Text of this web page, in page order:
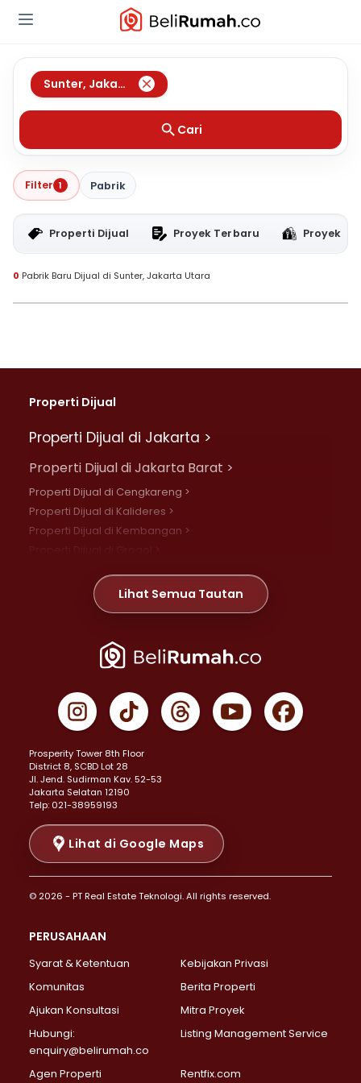
Sunter, Jakarta Utara
Cari
Filter 1 Pabrik
Properti Dijual Proyek Terbaru Proyek
0 Pabrik Baru Dijual di Sunter, Jakarta Utara
Properti Dijual
Properti Dijual di Jakarta >
Properti Dijual di Jakarta Barat >
Properti Dijual di Cengkareng >
Properti Dijual di Kalideres >
Properti Dijual di Kembangan >
Properti Dijual di Meruya >
Properti Dijual di Jelambar >
Properti Dijual di Jakarta Pusat >
Properti Dijual di Gambir >
Properti Dijual di Johar Baru >
Properti Dijual di Menteng >
Properti Dijual di Senen >
Properti Dijual di Tanah Abang >
Properti Dijual di Cikini >
Properti Dijual di Kramat >
Properti Dijual di Pasar Baru >
Properti Dijual di Bendungan Hilir >
Properti Dijual di Jakarta Selatan >
Properti Dijual di Lebak Bulus >
Properti Dijual di Gandaria Selatan >
Properti Dijual di Pondok Labu >
Properti Dijual di Lenteng Agung >
Properti Dijual di Senayan >
Properti Dijual di Pondok Pinang >
Lihat Semua Tautan
Prosperity Tower 8th Floor
District 8, SCBD Lot 28
JI. Jend. Sudirman Kav. 52-53
Jakarta Selatan 12190
Telp: 021-38959193
Lihat di Google Maps
© 2026 - PT Real Estate Teknologi. All rights reserved.
PERUSAHAAN
Syarat & Ketentuan
Kebijakan Privasi
Komunitas
Berita Properti
Ajukan Konsultasi
Mitra Proyek
Hubungi:
enquiry@belirumah.co
Listing Management Service
Agen Properti Rentfix.com